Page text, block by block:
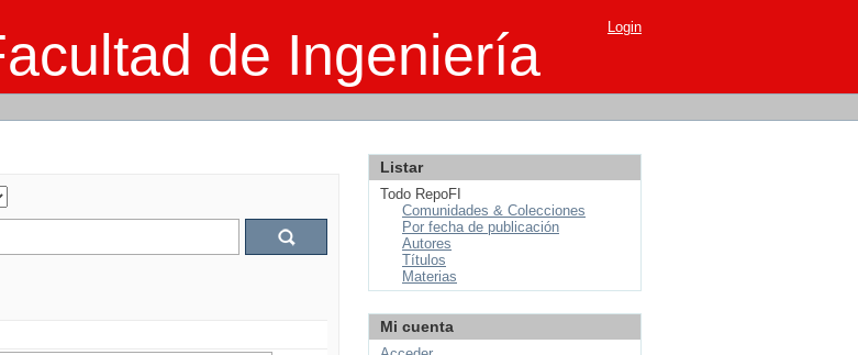
de Ingeniería Login
Listar
Todo RepoFI
Comunidades & Colecciones
Por fecha de publicación
Autores
Títulos
Materias
Mi cuenta